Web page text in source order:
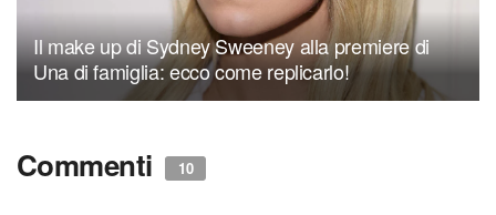
Il make up di Sydney Sweeney alla premiere di
Una di famiglia: ecco come replicarlo!
Commenti 10